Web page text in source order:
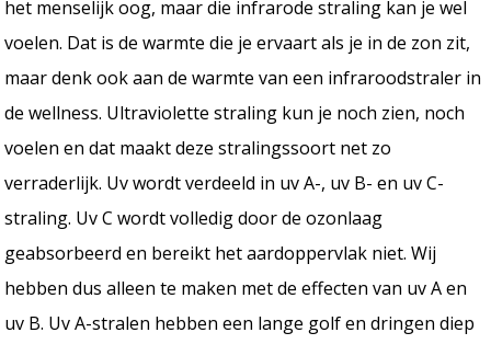
het menselijk oog, maar die infrarode straling kan je wel
voelen. Dat is de warmte die je ervaart als je in de zon zit,
maar denk ook aan de warmte van een infraroodstraler in
de wellness. Ultraviolette straling kun je noch zien, noch
voelen en dat maakt deze stralingssoort net zo
verraderlijk. Uv wordt verdeeld in uv A-, uv B- en uv C-
straling. Uv C wordt volledig door de ozonlaag
geabsorbeerd en bereikt het aardoppervlak niet. Wij
hebben dus alleen te maken met de effecten van uv A en
uv B. Uv A-stralen hebben een lange golf en dringen diep